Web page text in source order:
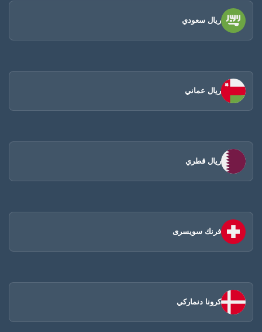
ريال سعودي
ريال عماني
ريال قطري
فرنك سويسرى
كرونا دنماركي